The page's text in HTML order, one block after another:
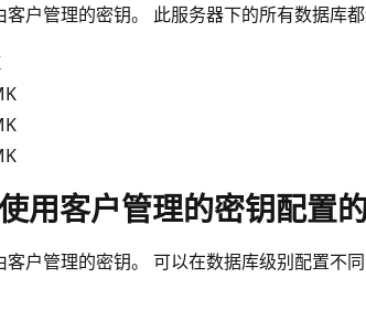
户管理的密钥。 此服务器下的所有数据库都
用客户管理的密钥配置
户管理的密钥。 可以在数据库级别配置不